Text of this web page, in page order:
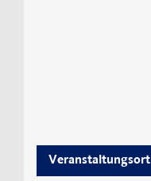
Veranstaltungsort